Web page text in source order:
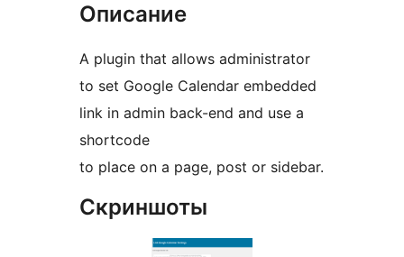
Описание
A plugin that allows administrator
to set Google Calendar embedded
link in admin back-end and use a
shortcode
to place on a page, post or sidebar.
Скриншоты